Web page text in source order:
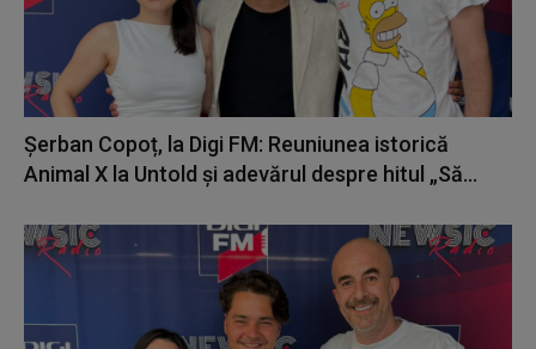
Șerban Copoț, la Digi FM: Reuniunea istorică
Animal X la Untold și adevărul despre hitul „Să...